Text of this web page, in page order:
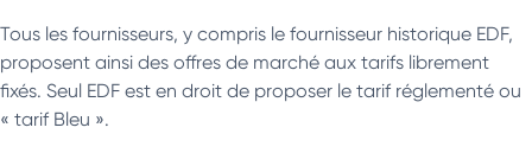
Tous les fournisseurs, y compris le fournisseur historique EDF,
proposent ainsi des offres de marché aux tarifs librement
fixés. Seul EDF est en droit de proposer le tarif réglementé ou
« tarif Bleu ».